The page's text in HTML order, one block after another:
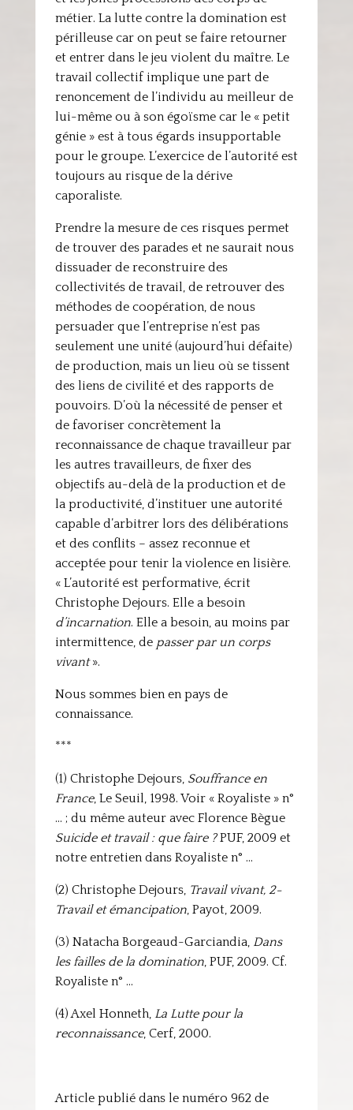
métier. La lutte contre la domination est
périlleuse car on peut se faire retourner
et entrer dans le jeu violent du maître. Le
travail collectif implique une part de
renoncement de l’individu au meilleur de
lui-même ou à son égoïsme car le « petit
génie » est à tous égards insupportable
pour le groupe. L’exercice de l’autorité est
toujours au risque de la dérive
caporaliste.
Prendre la mesure de ces risques permet
de trouver des parades et ne saurait nous
dissuader de reconstruire des
collectivités de travail, de retrouver des
méthodes de coopération, de nous
persuader que l’entreprise n’est pas
seulement une unité (aujourd’hui défaite)
de production, mais un lieu où se tissent
des liens de civilité et des rapports de
pouvoirs. D’où la nécessité de penser et
de favoriser concrètement la
reconnaissance de chaque travailleur par
les autres travailleurs, de fixer des
objectifs au-delà de la production et de
la productivité, d’instituer une autorité
capable d’arbitrer lors des délibérations
et des conflits – assez reconnue et
acceptée pour tenir la violence en lisière.
« L’autorité est performative, écrit
Christophe Dejours. Elle a besoin
d’incarnation. Elle a besoin, au moins par
intermittence, de passer par un corps
vivant».
Nous sommes bien en pays de
connaissance.
***
(1) Christophe Dejours, Souffrance en
France, Le Seuil, 1998. Voir « Royaliste » n°
… ; du même auteur avec Florence Bègue
Suicide et travail : que faire ?PUF, 2009 et
notre entretien dans Royaliste n° …
(2) Christophe Dejours, Travail vivant, 2-
Travail et émancipation, Payot, 2009.
(3) Natacha Borgeaud-Garciandia, Dans
les failles de la domination, PUF, 2009. Cf.
Royaliste n° …
(4) Axel Honneth, La Lutte pour la
reconnaissance, Cerf, 2000.
Article publié dans le numéro 962 de